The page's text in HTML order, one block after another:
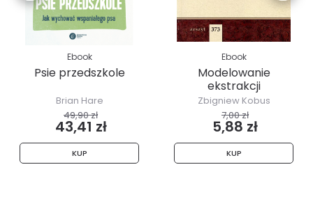
Ebook
Psie przedszkole
Brian Hare
49,90 zł
43,41 zł
KUP
Ebook
Modelowanie
ekstrakcji
ultradźwiękowej w...
Zbigniew Kobus
7,00 zł
5,88 zł
KUP